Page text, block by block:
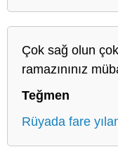
Çok sağ olun
ramazınınız
Teğmen
Rüyada fare